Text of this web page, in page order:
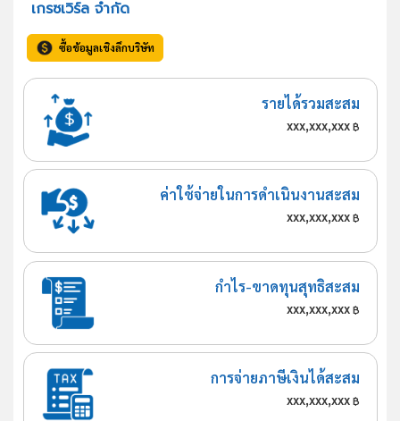
เกรซเวิร์ล จำกัด
ซื้อข้อมูลเชิงลึกบริษัท
รายได้รวมสะสม
xxx,xxx,xxx฿
ค่าใช้จ่ายในการดำเนินงานสะสม
xxx,xxx,xxx฿
กำไร-ขาดทุนสุทธิสะสม
xxx,xxx,xxx฿
การจ่ายภาษีเงินได้สะสม
xxx,xxx,xxx฿